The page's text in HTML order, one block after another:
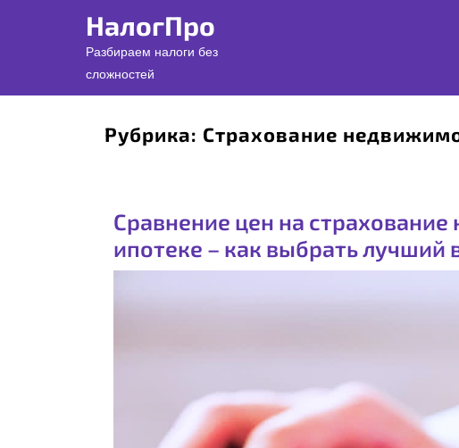
НалогПро
Разбираем налоги без
сложностей
Рубрика: Страхование
Сравнение цен на
ипотеке – как выбрать лучший